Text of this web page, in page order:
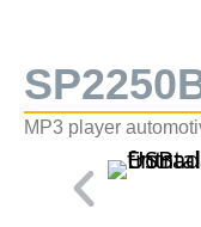
MP3 player